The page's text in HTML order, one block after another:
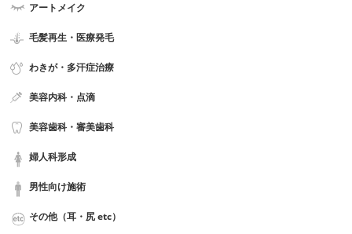
アートメイク
毛髪再生・医療発毛
わきが・多汗症治療
美容内科・点滴
美容歯科・審美歯科
婦人科形成
男性向け施術
その他（耳・尻 etc）